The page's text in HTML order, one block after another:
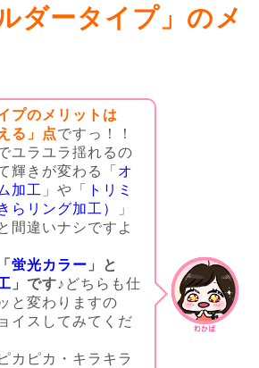
ダータイプ」のメ
プのメリットは
る」点ですっ！！
ユラユラ揺れるの
輝きが変わる「 オ
加工 」や「
トリミ
らリング加工）
」
間違いナシですよ
蛍光カラー 」と
」です♪どちらも仕
と変わりますの
イスしてみてくだ
カピカ・キラキラ